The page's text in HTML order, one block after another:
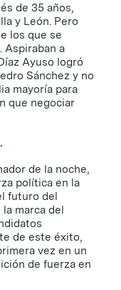
de 35 años,
y León. Pero
los que se
Aspiraban a
Ayuso logró
Sánchez y no
mayoría para
que negociar
de la noche,
política en la
futuro del
marca del
de este éxito,
vez en un
de fuerza en